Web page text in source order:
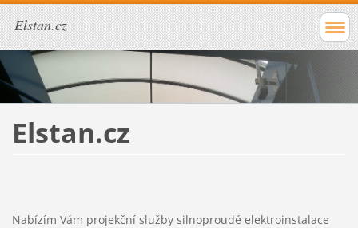
Elstan.cz
Elstan.cz
Nabízím Vám projekční služby silnoproudé elektroinstalace